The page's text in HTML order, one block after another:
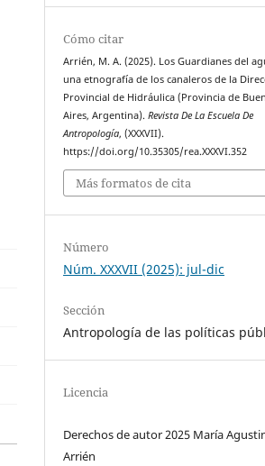
Cómo citar
Arrién, M. A. (2025). Los Guardianes del
una etnografía de los canaleros de la
Provincial de Hidráulica (Provincia de
Aires, Argentina).Revista De La Escuela De
Antropología, (XXXVII).
https://doi.org/10.35305/rea.XXXVI.352
Más formatos de cita
Número
Núm. XXXVII (2025): jul-dic
Sección
Antropología de las políticas
Licencia
Derechos de autor 2025 María
Arrién